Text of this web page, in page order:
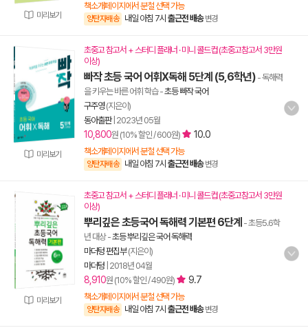
미리보기
책소개페이지에서 분철 선택 가능
양탄자배송 내일 아침 7시 출근전 배송 변경
미리보기
초중고 참고서 + 스터디 플래너 · 미니 콜드컵 (초중고참고서 3만원
이상)
빠작 초등 국어 어휘X독해 5단계 (5,6학년) - 독해력
을 키우는 바른 어휘 학습-초등 빠작 국어
구주영(지은이)
동아출판| 2023년 05월
10,800원 (10% 할인 / 600원) 10.0
책소개페이지에서 분철 선택 가능
양탄자배송 내일 아침 7시 출근전 배송 변경
미리보기
초중고 참고서 + 스터디 플래너 · 미니 콜드컵 (초중고참고서 3만원
이상)
뿌리깊은 초등국어 독해력 기본편 6단계 - 초등5.6학
년 대상-초등 뿌리깊은 국어 독해력
마더텅 편집부(지은이)
마더텅 2018년 04월
8,910원 (10% 할인 / 490원) 9.7
책소개페이지에서 분철 선택 가능
양탄자배송 내일 아침 7시 출근전 배송 변경